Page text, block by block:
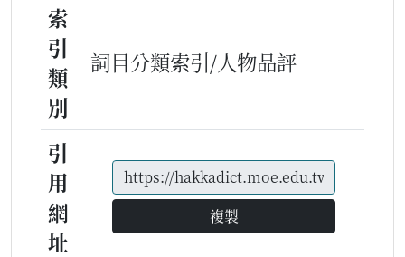
索
引
類
別
詞目分類索引/人物品評
引
用
網
址
複製